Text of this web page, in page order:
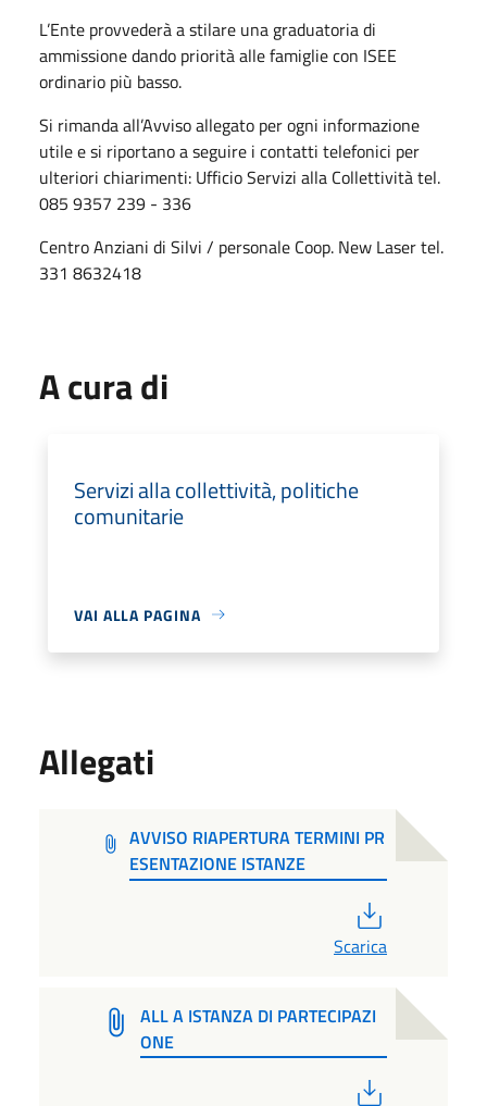
L’Ente provvederà a stilare una graduatoria di
ammissione dando priorità alle famiglie con ISEE
ordinario più basso.
Si rimanda all’Avviso allegato per ogni informazione
utile e si riportano a seguire i contatti telefonici per
ulteriori chiarimenti: Ufficio Servizi alla Collettività tel.
085 9357 239 - 336
Centro Anziani di Silvi / personale Coop. New Laser tel.
331 8632418
A cura di
Servizi alla collettività, politiche
comunitarie
VAI ALLA PAGINA
Allegati
AVVISO RIAPERTURA TERMINI PR
ESENTAZIONE ISTANZE
Scarica
ALL A ISTANZA DI PARTECIPAZI
ONE